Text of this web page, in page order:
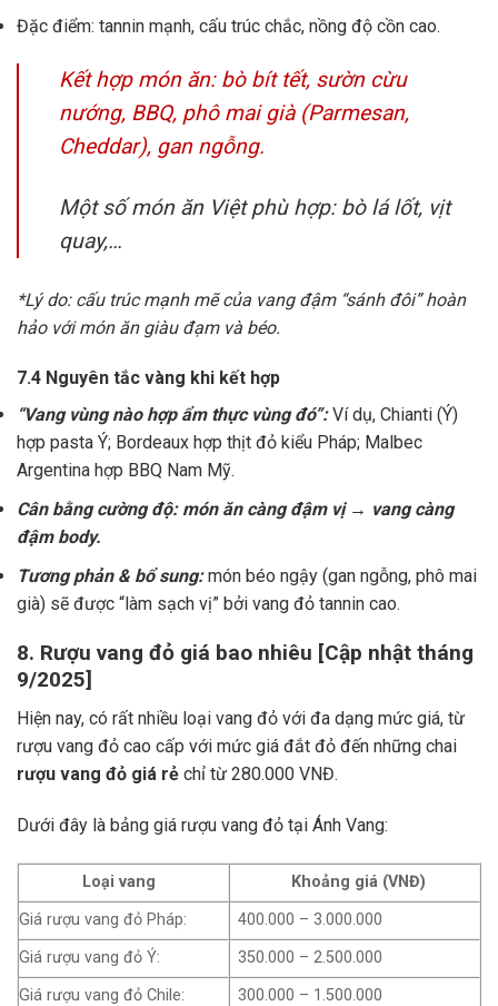
Đặc điểm: tannin mạnh, cấu trúc chắc, nồng độ cồn cao.
Kết hợp món ăn: bò bít tết, sườn cừu
nướng, BBQ, phô mai già (Parmesan,
Cheddar), gan ngỗng.
Một số món ăn Việt phù hợp: bò lá lốt, vịt
quay,…
*Lý do: cấu trúc mạnh mẽ của vang đậm “sánh đôi” hoàn
hảo với món ăn giàu đạm và béo.
7.4 Nguyên tắc vàng khi kết hợp
“Vang vùng nào hợp ẩm thực vùng đó”:Ví dụ, Chianti (Ý)
hợp pasta Ý; Bordeaux hợp thịt đỏ kiểu Pháp; Malbec
Argentina hợp BBQ Nam Mỹ.
Cân bằng cường độ: món ăn càng đậm vị → vang càng
đậm body.
Tương phản & bổ sung:món béo ngậy (gan ngỗng, phô mai
già) sẽ được “làm sạch vị” bởi vang đỏ tannin cao.
8. Rượu vang đỏ giá bao nhiêu [Cập nhật tháng
9/2025]
Hiện nay, có rất nhiều loại vang đỏ với đa dạng mức giá, từ
rượu vang đỏ cao cấp với mức giá đắt đỏ đến những chai
rượu vang đỏ giá rẻ chỉ từ 280.000 VNĐ.
Dưới đây là bảng giá rượu vang đỏ tại Ánh Vang:
Loại vang
Khoảng giá (VNĐ)
Giá rượu vang đỏ Pháp:
400.000 – 3.000.000
Giá rượu vang đỏ Ý:
350.000 – 2.500.000
Giá rượu vang đỏ Chile:
300.000 – 1.500.000